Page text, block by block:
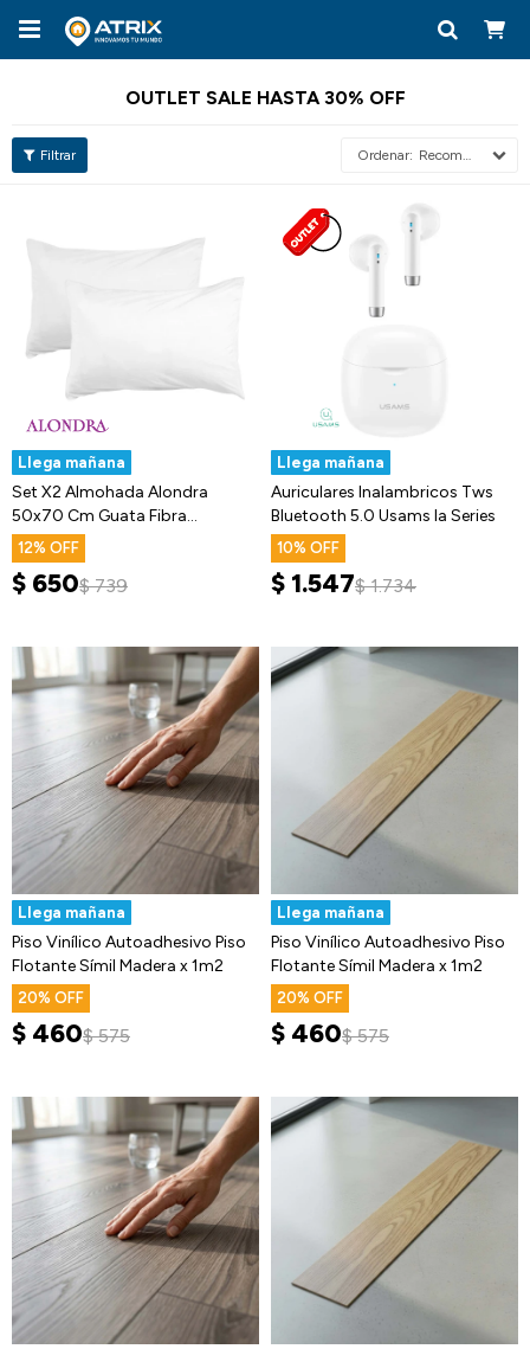

OUTLET SALE HASTA 30% OFF
Recomendados
Llega mañana
Set X2 Almohada Alondra
50x70 Cm Guata Fibra
Hipoalergénica
12
$ 650$ 739
Llega mañana
Auriculares Inalambricos Tws
Bluetooth 5.0 Usams Ia Series
10
$ 1.547$ 1.734
Llega mañana
Piso Vinílico Autoadhesivo Piso
Flotante Símil Madera x 1m2
20
$ 460$ 575
Llega mañana
Piso Vinílico Autoadhesivo Piso
Flotante Símil Madera x 1m2
20
$ 460$ 575